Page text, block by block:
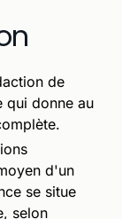
de
qui donne au
d'un
se situe
selon